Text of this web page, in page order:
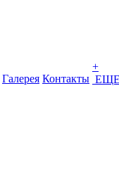
Галерея Контакты
+